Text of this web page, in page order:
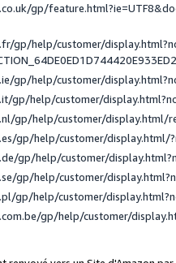
gp/
gp/help/customer/
gp/help/customer/
gp/help/customer/
gp/help/customer/display.html/
gp/help/customer/display.html/
gp/help/customer/
gp/help/customer/
gp/help/customer/
gp/help/customer/